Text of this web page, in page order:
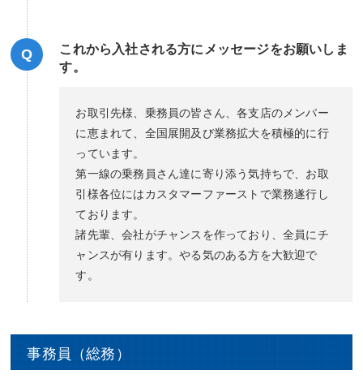
Q
これから入社される方にメッセージをお願いしま
す。
お取引先様、乗務員の皆さん、各支店のメンバー
に恵まれて、全国展開及び業務拡大を積極的に行
っています。
第一線の乗務員さん達に寄り添う気持ちで、お取
引様各位にはカスタマーファーストで業務遂行し
ております。
諸先輩、会社がチャンスを作っており、全員にチ
ャンスが有ります。やる気のある方を大歓迎で
す。
事務員（総務）